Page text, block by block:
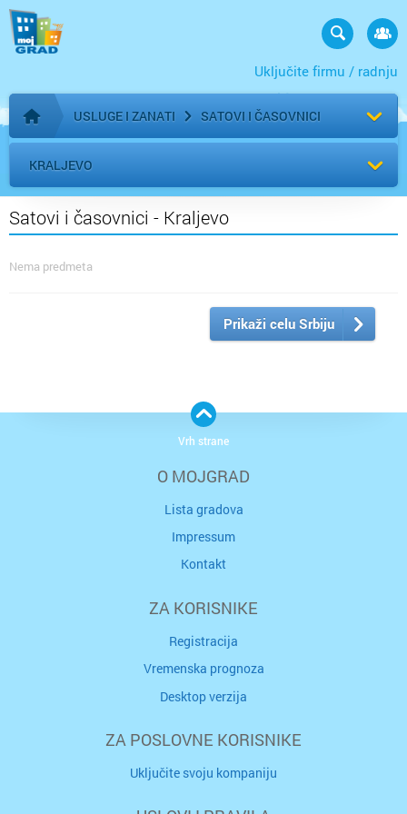
Uključite firmu / radnju
Početna stranica
USLUGE I ZANATI SATOVI I ČASOVNICI
KRALJEVO
Satovi i časovnici - Kraljevo
Nema predmeta
Prikaži celu Srbiju
O MOJGRAD
Lista gradova
Impressum
Kontakt
ZA KORISNIKE
Registracija
Vremenska prognoza
Desktop verzija
ZA POSLOVNE KORISNIKE
Uključite svoju kompaniju
Vrh strane